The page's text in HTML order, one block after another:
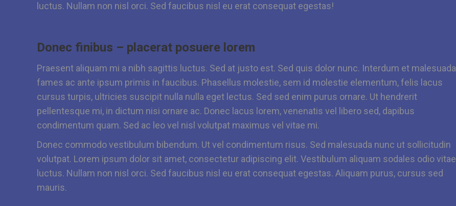
luctus. Nullam non nisl orci. Sed faucibus nisl eu erat consequat egestas!
Donec finibus – placerat posuere lorem
Praesent aliquam mi a nibh sagittis luctus. Sed at justo est. Sed quis dolor nunc. Interdum et malesuada
fames ac ante ipsum primis in faucibus. Phasellus molestie, sem id molestie elementum, felis lacus
cursus turpis, ultricies suscipit nulla nulla eget lectus. Sed sed enim purus ornare. Ut hendrerit
pellentesque mi, in dictum nisi ornare ac. Donec lacus lorem, venenatis vel libero sed, dapibus
condimentum quam. Sed ac leo vel nisl volutpat maximus vel vitae mi.
Donec commodo vestibulum bibendum. Ut vel condimentum risus. Sed malesuada nunc ut sollicitudin
volutpat. Lorem ipsum dolor sit amet, consectetur adipiscing elit. Vestibulum aliquam sodales odio vitae
luctus. Nullam non nisl orci. Sed faucibus nisl eu erat consequat egestas. Aliquam purus, cursus sed
mauris.